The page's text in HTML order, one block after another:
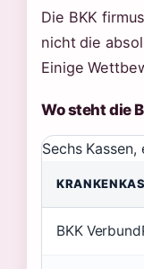
Die BKK
nicht die
Einige
Wo steht die
Sechs
BKK